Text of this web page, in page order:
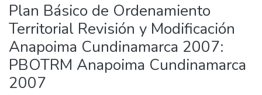
Plan Básico de Ordenamiento
Territorial Revisión y Modificación
Anapoima Cundinamarca 2007:
PBOTRM Anapoima Cundinamarca
2007